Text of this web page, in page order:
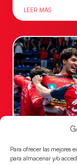
Para ofrecer las mejores
para almacenar y/o
LEER MÁS
Los
semifinales